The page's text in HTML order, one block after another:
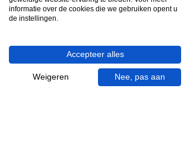
Badkamer plattegrond
Badkamer verbouwen
Toilet renovatie
Visgraat tegels
informatie over de cookies die we gebruiken opent u
de instellingen.
Accepteer alles
Weigeren Nee, pas aan